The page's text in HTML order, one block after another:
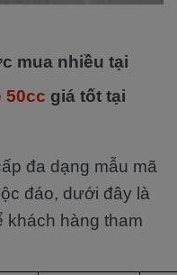
mua nhiều tại
50cc giá tốt tại
đa dạng mẫu mã
đáo, dưới đây là
khách hàng tham